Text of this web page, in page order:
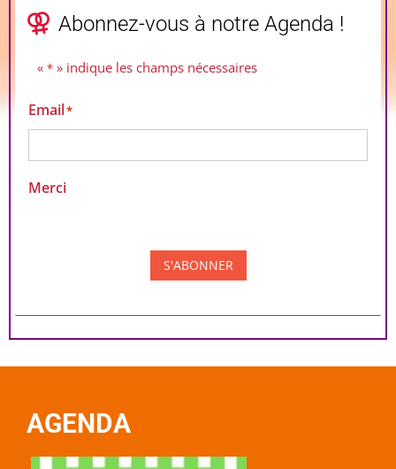
Abonnez-vous à notre Agenda !
« * » indique les champs nécessaires
Email*
Merci
S'ABONNER
Alternative:
AGENDA